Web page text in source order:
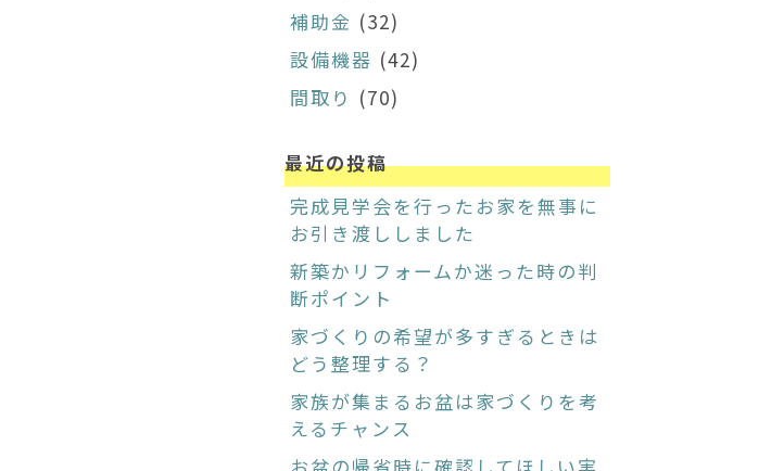
補助金 (32)
設備機器 (42)
間取り (70)
最近の投稿
完成見学会を行ったお家を無事に
お引き渡ししました
新築かリフォームか迷った時の判
断ポイント
家づくりの希望が多すぎるときは
どう整理する？
家族が集まるお盆は家づくりを考
えるチャンス